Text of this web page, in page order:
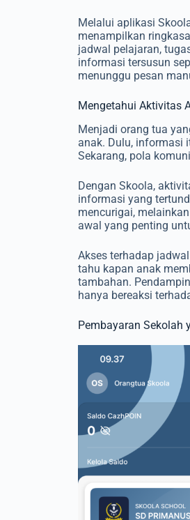
Melalui aplikasi
menampilkan
jadwal pelajaran,
informasi tersusun
menunggu pesan
Mengetahui Aktivitas
Menjadi orang tua
anak. Dulu, informasi
Sekarang, pola
Dengan Skoola,
informasi yang
mencurigai,
awal yang penting
Akses terhadap
tahu kapan anak
tambahan.
hanya bereaksi
Pembayaran Sekolah